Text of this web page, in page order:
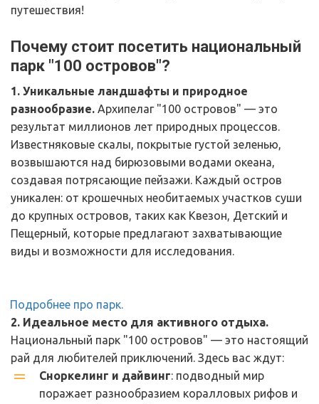
путешествия!
Почему стоит посетить национальный
парк "100 островов"?
1. Уникальные ландшафты и природное
разнообразие. Архипелаг "100 островов" — это
результат миллионов лет природных процессов.
Известняковые скалы, покрытые густой зеленью,
возвышаются над бирюзовыми водами океана,
создавая потрясающие пейзажи. Каждый остров
уникален: от крошечных необитаемых участков суши
до крупных островов, таких как Квезон, Детский и
Пещерный, которые предлагают захватывающие
виды и возможности для исследования.
Подробнее про парк.
2. Идеальное место для активного отдыха.
Национальный парк "100 островов" — это настоящий
рай для любителей приключений. Здесь вас ждут:
Сноркелинг и дайвинг: подводный мир
поражает разнообразием коралловых рифов и